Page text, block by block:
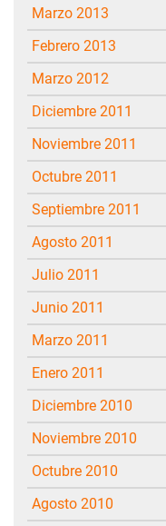
marzo 2013
febrero 2013
marzo 2012
diciembre 2011
noviembre 2011
octubre 2011
septiembre 2011
agosto 2011
julio 2011
junio 2011
marzo 2011
enero 2011
diciembre 2010
noviembre 2010
octubre 2010
agosto 2010